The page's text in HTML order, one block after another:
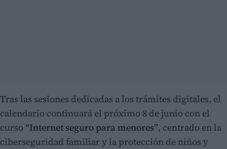
Tras las sesiones dedicadas a los trámites digitales, el
calendario continuará el próximo 8 de junio con el
curso “Internet seguro para menores”, centrado en la
ciberseguridad familiar y la protección de niños y